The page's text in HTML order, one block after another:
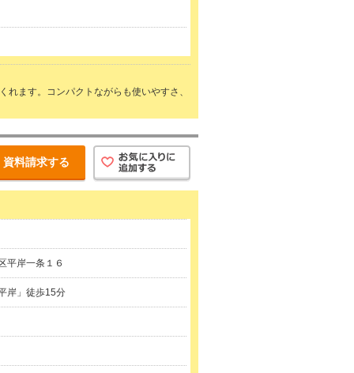
ます。コンパクトながらも使いやすさ、
資料請求する
平岸一条１６
岸」徒歩15分